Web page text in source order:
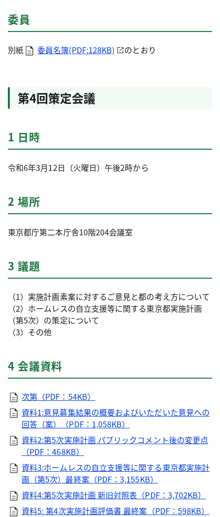
委員
別紙 委員名簿(PDF:128KB) のとおり
第4回策定会議
1 日時
令和6年3月12日（火曜日）午後2時から
2 場所
東京都庁第二本庁舎10階204会議室
3 議題
（1）実施計画素案に対するご意見と都の考え方について
（2）ホームレスの自立支援等に関する東京都実施計画
（第5次）の策定について
（3）その他
4 会議資料
次第（PDF：54KB）
資料1:意見募集結果の概要およびいただいた意見への
回答（案）（PDF：1,058KB）
資料2:第5次実施計画 パブリックコメント後の変更点
（PDF：468KB）
資料3:ホームレスの自立支援等に関する東京都実施計
画（第5次）最終案（PDF：3,155KB）
資料4:第5次実施計画 新旧対照表（PDF：3,702KB）
資料5: 第4次実施計画評価書 最終案（PDF：598KB）